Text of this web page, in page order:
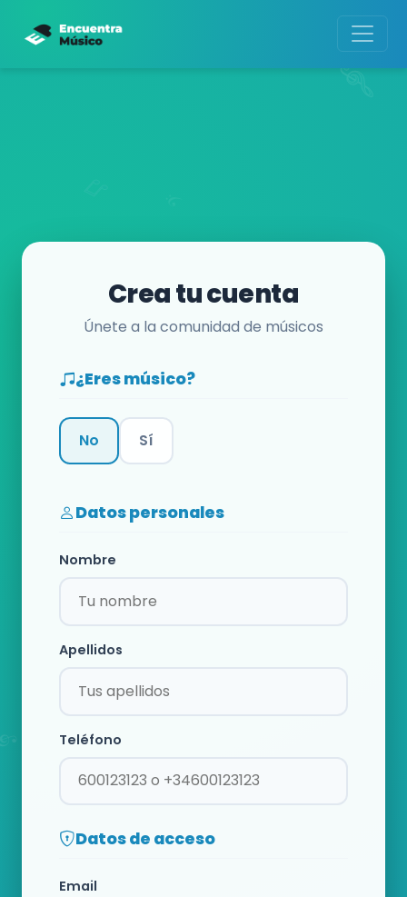
Crea tu cuenta
Únete a la comunidad de músicos
¿Eres músico?
No Sí
Datos personales
Nombre
Apellidos
Teléfono
Datos de acceso
Email